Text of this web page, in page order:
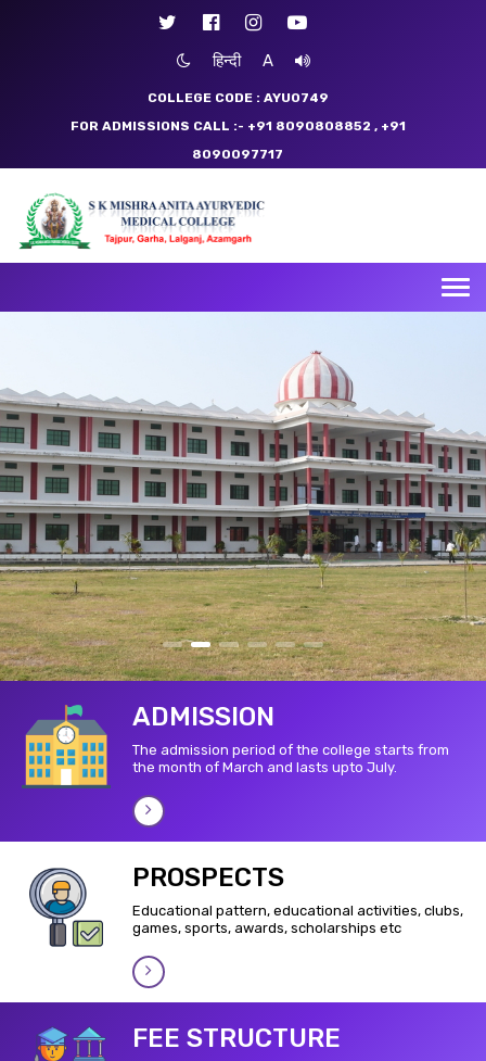
हिन्दी A
COLLEGE CODE : AYU0749
FOR ADMISSIONS CALL :- +91 8090808852 , +91
8090097717
ADMISSION
The admission period of the college starts from
the month of March and lasts upto July.
PROSPECTS
Educational pattern, educational activities, clubs,
games, sports, awards, scholarships etc
FEE STRUCTURE